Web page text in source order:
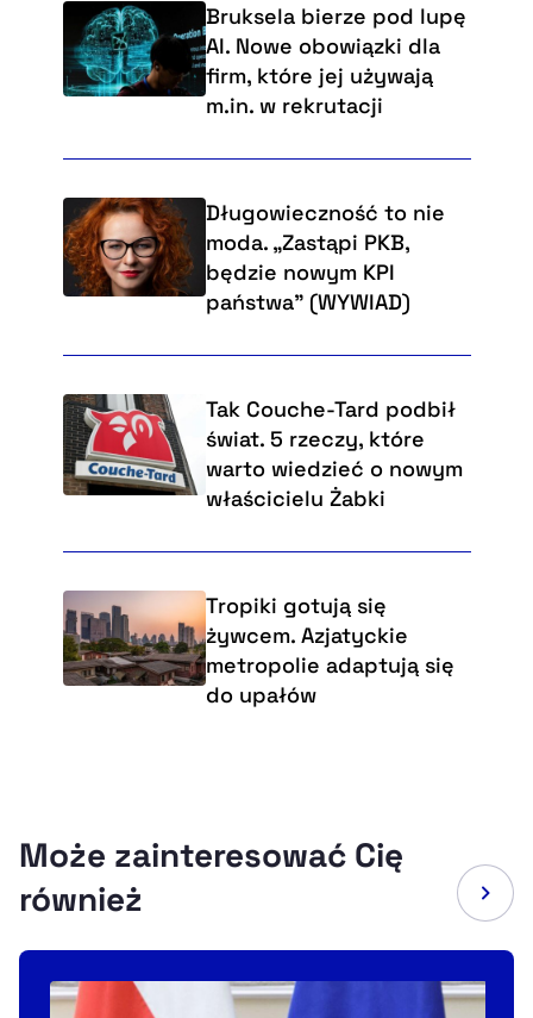
Bruksela bierze pod lupę
AI. Nowe obowiązki dla
firm, które jej używają
m.in. w rekrutacji
Długowieczność to nie
moda. „Zastąpi PKB,
będzie nowym KPI
państwa” (WYWIAD)
Tak Couche-Tard podbił
świat. 5 rzeczy, które
warto wiedzieć o nowym
właścicielu Żabki
Tropiki gotują się
żywcem. Azjatyckie
metropolie adaptują się
do upałów
Może zainteresować Cię
również